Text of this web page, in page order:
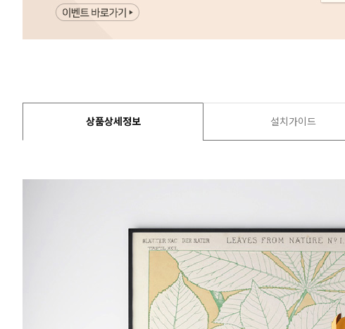
상품상세정보 설치가이드